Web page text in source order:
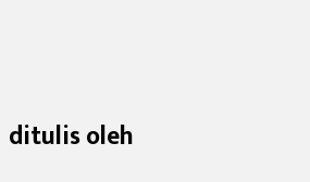
ditulis oleh